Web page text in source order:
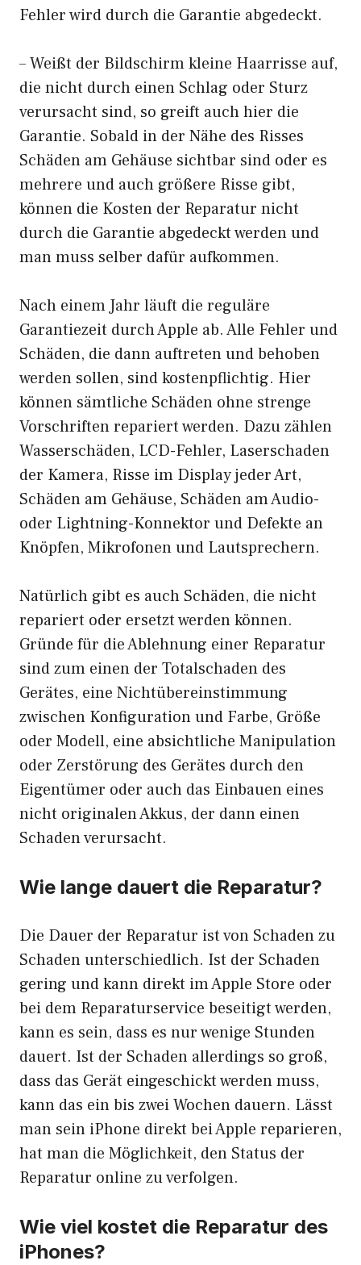
Fehler wird durch die Garantie abgedeckt.
– Weißt der Bildschirm kleine Haarrisse auf,
die nicht durch einen Schlag oder Sturz
verursacht sind, so greift auch hier die
Garantie. Sobald in der Nähe des Risses
Schäden am Gehäuse sichtbar sind oder es
mehrere und auch größere Risse gibt,
können die Kosten der Reparatur nicht
durch die Garantie abgedeckt werden und
man muss selber dafür aufkommen.
Nach einem Jahr läuft die reguläre
Garantiezeit durch Apple ab. Alle Fehler und
Schäden, die dann auftreten und behoben
werden sollen, sind kostenpflichtig. Hier
können sämtliche Schäden ohne strenge
Vorschriften repariert werden. Dazu zählen
Wasserschäden, LCD-Fehler, Laserschaden
der Kamera, Risse im Display jeder Art,
Schäden am Gehäuse, Schäden am Audio-
oder Lightning-Konnektor und Defekte an
Knöpfen, Mikrofonen und Lautsprechern.
Natürlich gibt es auch Schäden, die nicht
repariert oder ersetzt werden können.
Gründe für die Ablehnung einer Reparatur
sind zum einen der Totalschaden des
Gerätes, eine Nichtübereinstimmung
zwischen Konfiguration und Farbe, Größe
oder Modell, eine absichtliche Manipulation
oder Zerstörung des Gerätes durch den
Eigentümer oder auch das Einbauen eines
nicht originalen Akkus, der dann einen
Schaden verursacht.
Wie lange dauert die Reparatur?
Die Dauer der Reparatur ist von Schaden zu
Schaden unterschiedlich. Ist der Schaden
gering und kann direkt im Apple Store oder
bei dem Reparaturservice beseitigt werden,
kann es sein, dass es nur wenige Stunden
dauert. Ist der Schaden allerdings so groß,
dass das Gerät eingeschickt werden muss,
kann das ein bis zwei Wochen dauern. Lässt
man sein iPhone direkt bei Apple reparieren,
hat man die Möglichkeit, den Status der
Reparatur online zu verfolgen.
Wie viel kostet die Reparatur des
iPhones?